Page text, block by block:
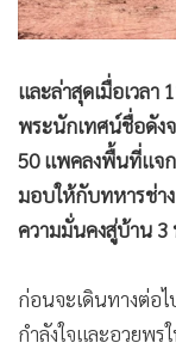
และล่าสุดเมื่อเวลา
พระนักเทศน์ชื่อดัง
50 แพคลงพื้นที่แจ
มอบให้กับทหารช่
ความมั่นคงสู่บ้าน 3
ก่อนจะเดินทางต่อ
กำลังใจและอวยพ